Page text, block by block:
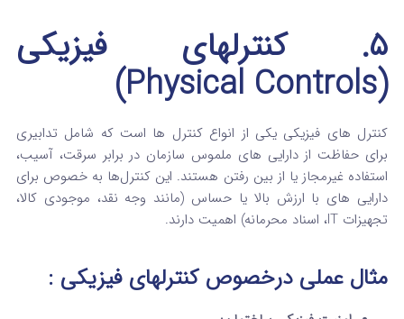
۵. کنترلهای فیزیکی
(Physical Controls)
کنترل‌ های فیزیکی یکی از انواع کنترل ها است که شامل تدابیری
برای حفاظت از دارایی‌ های ملموس سازمان در برابر سرقت، آسیب،
استفاده غیرمجاز یا از بین رفتن هستند. این کنترل‌ها به خصوص برای
دارایی‌ های با ارزش بالا یا حساس (مانند وجه نقد، موجودی کالا،
تجهیزات IT، اسناد محرمانه) اهمیت دارند.
مثال عملی درخصوص کنترلهای فیزیکی :